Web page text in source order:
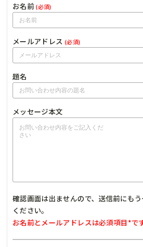
お名前(必須)
メールアドレス (必須)
題名
メッセージ本文
確認画面は出ませんので、送信前にも
ください。
お名前とメールアドレスは必須項目*です